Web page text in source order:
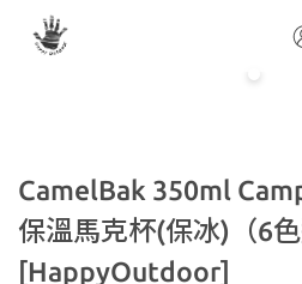
CamelBak 350ml
保溫馬克杯(保冰)（6色
[HappyOutdoor]